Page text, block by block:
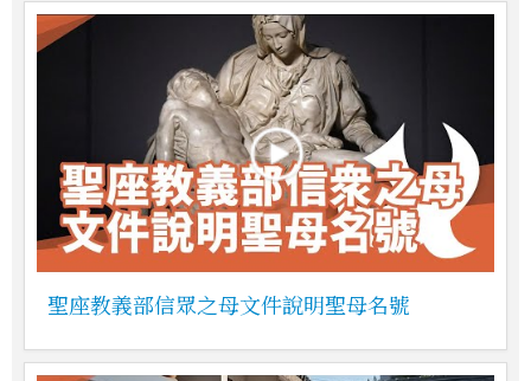
聖座教義部信眾之母文件說明聖母名號